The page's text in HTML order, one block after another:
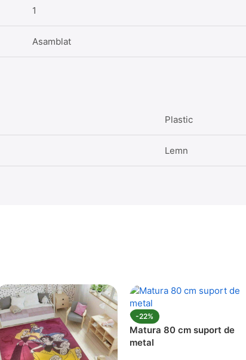
1
Asamblat
Plastic
Lemn
-22%
Matura 80 cm suport de
metal